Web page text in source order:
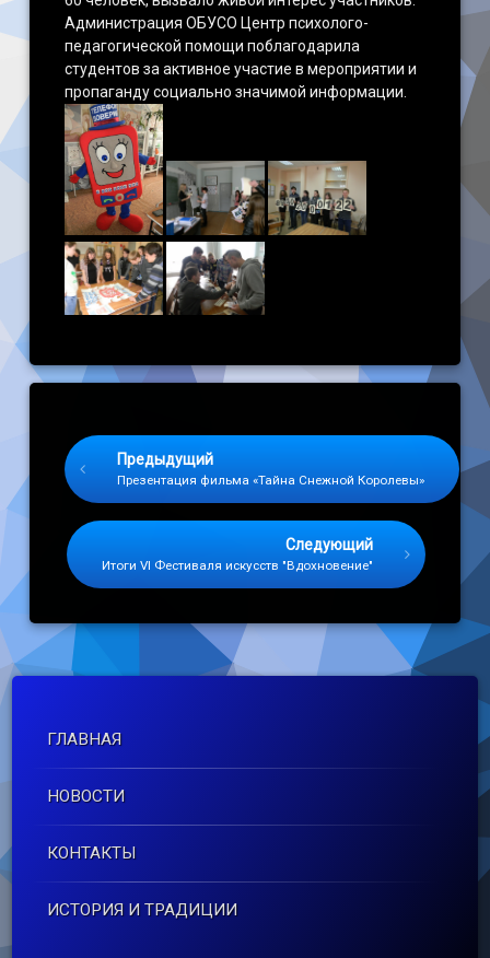
Администрация ОБУСО Центр психолого-
педагогической помощи поблагодарила
студентов за активное участие в мероприятии и
пропаганду социально значимой информации.
Предыдущий
Презентация фильма «Тайна Снежной Королевы»
Следующий
Итоги VI Фестиваля искусств "Вдохновение"
ГЛАВНАЯ
НОВОСТИ
КОНТАКТЫ
ИСТОРИЯ И ТРАДИЦИИ